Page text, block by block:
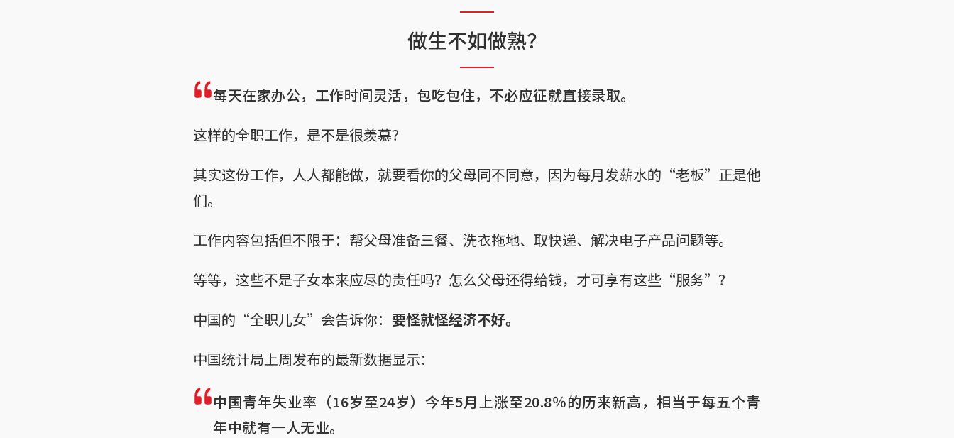
做生不如做熟？
每天在家办公，工作时间灵活，包吃包住，不必应征就直接录取。
这样的全职工作，是不是很羡慕？
其实这份工作，人人都能做，就要看你的父母同不同意，因为每月发薪水的“老板”正是他
们。
工作内容包括但不限于：帮父母准备三餐、洗衣拖地、取快递、解决电子产品问题等。
等等，这些不是子女本来应尽的责任吗？怎么父母还得给钱，才可享有这些“服务”？
中国的“全职儿女”会告诉你： 要怪就怪经济不好。
中国统计局上周发布的最新数据显示：
中国青年失业率（16岁至24岁）今年5月上涨至20.8％的历来新高，相当于每五个青
年中就有一人无业。